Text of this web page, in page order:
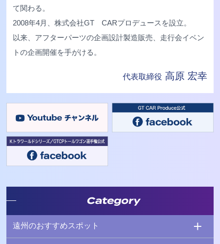
て関わる。
2008年4月、株式会社GT CARプロデュースを設立。
以来、アフターパーツの企画設計製造販売、走行会イベン
トの企画開催を手がける。
代表取締役 高原 宏幸
Category
遠州のおすすめスポット